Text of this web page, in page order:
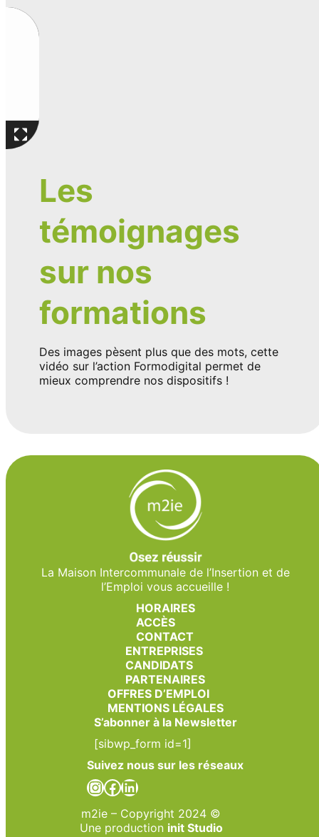
Les
témoignages
sur nos
formations
Des images pèsent plus que des mots, cette
vidéo sur l’action Formodigital permet de
mieux comprendre nos dispositifs !
La Maison Intercommunale de l’Insertion et de
l’Emploi vous accueille !
HORAIRES
ACCÈS
CONTACT
ENTREPRISES
CANDIDATS
PARTENAIRES
OFFRES D’EMPLOI
MENTIONS LÉGALES
S’abonner à la Newsletter
[sibwp_form id=1]
Suivez nous sur les réseaux
Instagram
Facebook
LinkedIn
m2ie – Copyright 2024 ©
Une production init Studio